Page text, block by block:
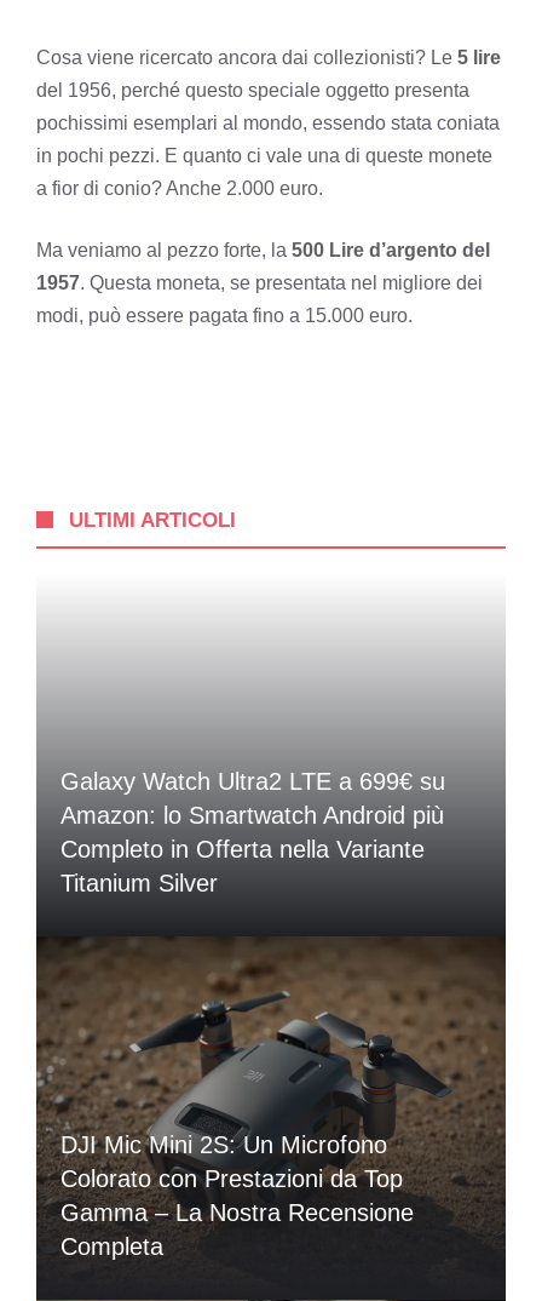
Cosa viene ricercato ancora dai collezionisti? Le 5 lire
del 1956, perché questo speciale oggetto presenta
pochissimi esemplari al mondo, essendo stata coniata
in pochi pezzi. E quanto ci vale una di queste monete
a fior di conio? Anche 2.000 euro.
Ma veniamo al pezzo forte, la 500 Lire d’argento del
1957. Questa moneta, se presentata nel migliore dei
modi, può essere pagata fino a 15.000 euro.
ULTIMI ARTICOLI
Galaxy Watch Ultra2 LTE a 699€ su
Amazon: lo Smartwatch Android più
Completo in Offerta nella Variante
Titanium Silver
DJI Mic Mini 2S: Un Microfono
Colorato con Prestazioni da Top
Gamma – La Nostra Recensione
Completa